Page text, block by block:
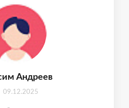
Андреев
09.12.2025